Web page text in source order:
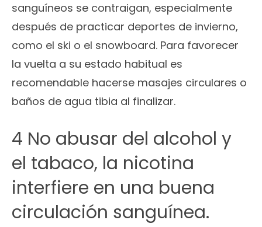
sanguíneos se contraigan, especialmente
después de practicar deportes de invierno,
como el ski o el snowboard. Para favorecer
la vuelta a su estado habitual es
recomendable hacerse masajes circulares o
baños de agua tibia al finalizar.
4 No abusar del alcohol y
el tabaco, la nicotina
interfiere en una buena
circulación sanguínea.